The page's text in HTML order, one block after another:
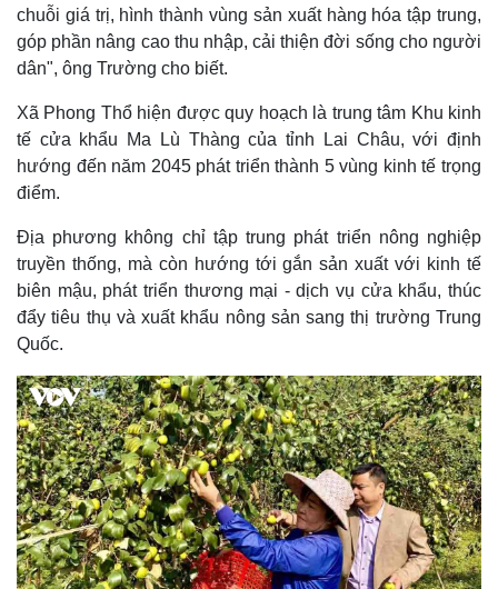
chuỗi giá trị, hình thành vùng sản xuất hàng hóa tập trung,
góp phần nâng cao thu nhập, cải thiện đời sống cho người
dân", ông Trường cho biết.
Xã Phong Thổ hiện được quy hoạch là trung tâm Khu kinh
tế cửa khẩu Ma Lù Thàng của tỉnh Lai Châu, với định
hướng đến năm 2045 phát triển thành 5 vùng kinh tế trọng
điểm.
Địa phương không chỉ tập trung phát triển nông nghiệp
truyền thống, mà còn hướng tới gắn sản xuất với kinh tế
biên mậu, phát triển thương mại - dịch vụ cửa khẩu, thúc
đẩy tiêu thụ và xuất khẩu nông sản sang thị trường Trung
Quốc.